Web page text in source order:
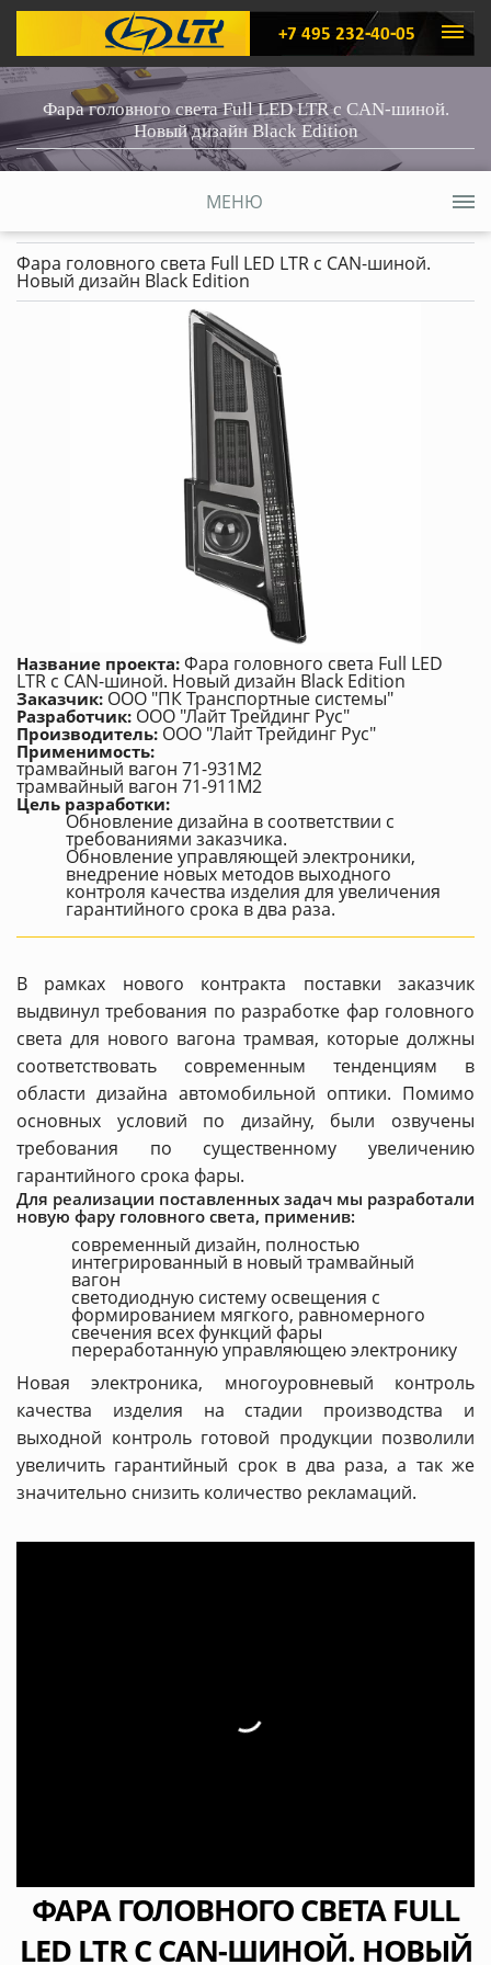
+7 495 232-40-05
Фара головного света Full LED LTR с CAN-шиной.
Новый дизайн Black Edition
МЕНЮ
Фара головного света Full LED LTR с CAN-шиной.
Новый дизайн Black Edition
Название проекта: Фара головного света Full LED
LTR с CAN-шиной. Новый дизайн Black Edition
Заказчик: ООО "ПК Транспортные системы"
Разработчик: ООО "Лайт Трейдинг Рус"
Производитель: ООО "Лайт Трейдинг Рус"
Применимость:
трамвайный вагон 71-931М2
трамвайный вагон 71-911М2
Цель разработки:
Обновление дизайна в соответствии с
требованиями заказчика.
Обновление управляющей электроники,
внедрение новых методов выходного
контроля качества изделия для увеличения
гарантийного срока в два раза.
В рамках нового контракта поставки заказчик
выдвинул требования по разработке фар головного
света для нового вагона трамвая, которые должны
соответствовать современным тенденциям в
области дизайна автомобильной оптики. Помимо
основных условий по дизайну, были озвучены
требования по существенному увеличению
гарантийного срока фары.
Для реализации поставленных задач мы разработали
новую фару головного света, применив:
современный дизайн, полностью
интегрированный в новый трамвайный
вагон
светодиодную систему освещения с
формированием мягкого, равномерного
свечения всех функций фары
переработанную управляющею электронику
Новая электроника, многоуровневый контроль
качества изделия на стадии производства и
выходной контроль готовой продукции позволили
увеличить гарантийный срок в два раза, а так же
значительно снизить количество рекламаций.
ФАРА ГОЛОВНОГО СВЕТА FULL
LED LTR С CAN-ШИНОЙ. НОВЫЙ